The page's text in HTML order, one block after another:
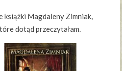
książki Magdaleny Zimniak,
dotąd przeczytałam.